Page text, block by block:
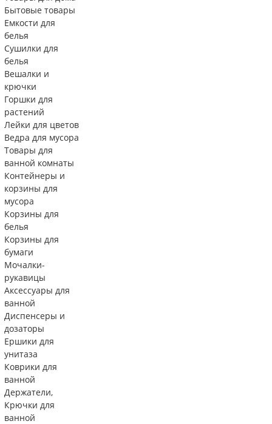
Бытовые товары
Емкости для
белья
Сушилки для
белья
Вешалки и
крючки
Горшки для
растений
Лейки для цветов
Ведра для мусора
Товары для
ванной комнаты
Контейнеры и
корзины для
мусора
Корзины для
белья
Корзины для
бумаги
Мочалки-
рукавицы
Аксессуары для
ванной
Диспенсеры и
дозаторы
Ершики для
унитаза
Коврики для
ванной
Держатели,
Крючки для
ванной